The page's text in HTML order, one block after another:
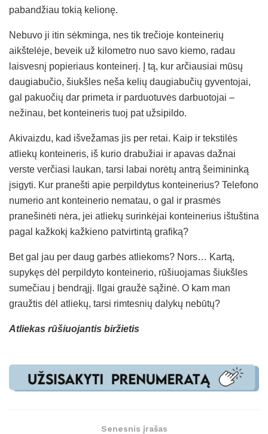
pabandžiau tokią kelionę.
Nebuvo ji itin sėkminga, nes tik trečioje konteinerių
aikštelėje, beveik už kilometro nuo savo kiemo, radau
laisvesnį popieriaus konteinerį. Į tą, kur arčiausiai mūsų
daugiabučio, šiukšles neša kelių daugiabučių gyventojai,
gal pakuočių dar primeta ir parduotuvės darbuotojai –
nežinau, bet konteineris tuoj pat užsipildo.
Akivaizdu, kad išvežamas jis per retai. Kaip ir tekstilės
atliekų konteineris, iš kurio drabužiai ir apavas dažnai
verste verčiasi laukan, tarsi labai norėtų antrą šeimininką
įsigyti. Kur pranešti apie perpildytus konteinerius? Telefono
numerio ant konteinerio nematau, o gal ir prasmės
pranešinėti nėra, jei atliekų surinkėjai konteinerius ištuština
pagal kažkokį kažkieno patvirtintą grafiką?
Bet gal jau per daug garbės atliekoms? Nors… Kartą,
supykęs dėl perpildyto konteinerio, rūšiuojamas šiukšles
sumečiau į bendrąjį. Ilgai graužė sąžinė. O kam man
graužtis dėl atliekų, tarsi rimtesnių dalykų nebūtų?
Atliekas rūšiuojantis biržietis
Senesnis įrašas